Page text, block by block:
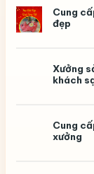
Cung
đẹp
Xưởng
khách
Cung
xưởng